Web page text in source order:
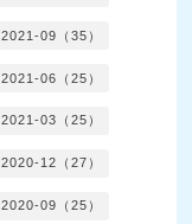
2021-09（35）
2021-06（25）
2021-03（25）
2020-12（27）
2020-09（25）